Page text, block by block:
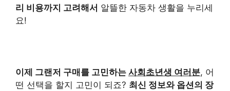
리 비용까지 고려해서 알뜰한 자동차 생활을 누리세
요!
이제 그랜저 구매를 고민하는 사회초년생 여러분, 어
떤 선택을 할지 고민이 되죠? 최신 정보와 옵션의 장